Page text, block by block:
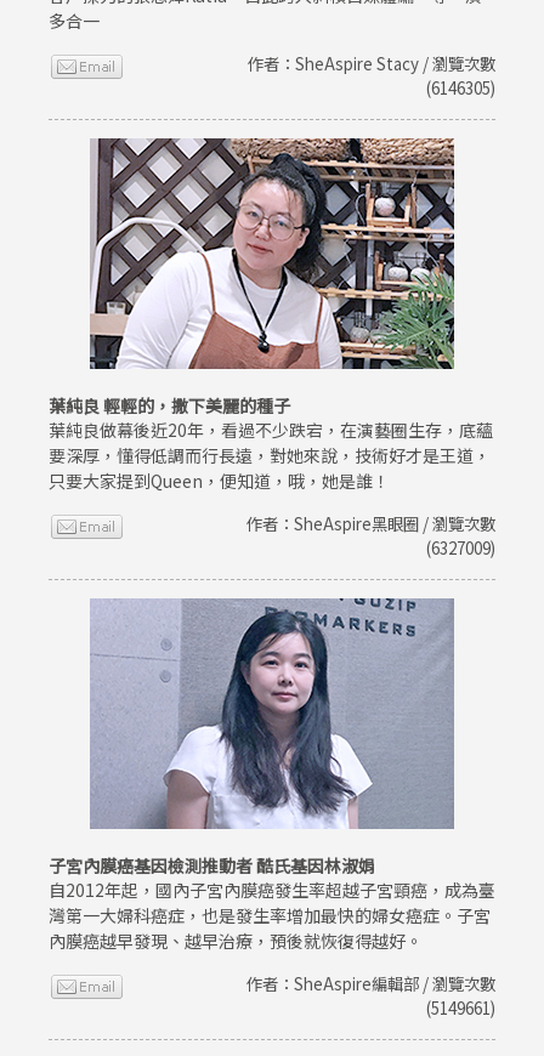
多合一
作者：SheAspire Stacy / 瀏覽次數
(6146305)
葉純良 輕輕的，撒下美麗的種子
葉純良做幕後近20年，看過不少跌宕，在演藝圈生存，底蘊
要深厚，懂得低調而行長遠，對她來說，技術好才是王道，
只要大家提到Queen，便知道，哦，她是誰！
作者：SheAspire黑眼圈 / 瀏覽次數
(6327009)
子宮內膜癌基因檢測推動者 酷氏基因林淑娟
自2012年起，國內子宮內膜癌發生率超越子宮頸癌，成為臺
灣第一大婦科癌症，也是發生率增加最快的婦女癌症。子宮
內膜癌越早發現、越早治療，預後就恢復得越好。
作者：SheAspire編輯部 / 瀏覽次數
(5149661)